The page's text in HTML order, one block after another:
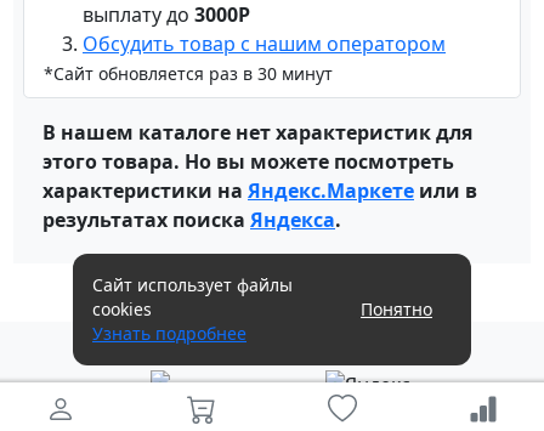
выплату до 3000Р
Обсудить товар с нашим оператором
*Сайт обновляется раз в 30 минут
В нашем каталоге нет характеристик для
этого товара. Но вы можете посмотреть
характеристики на Яндекс.Маркете или в
результатах поиска Яндекса.
Сайт использует файлы
cookies
Узнать подробнее
Понятно